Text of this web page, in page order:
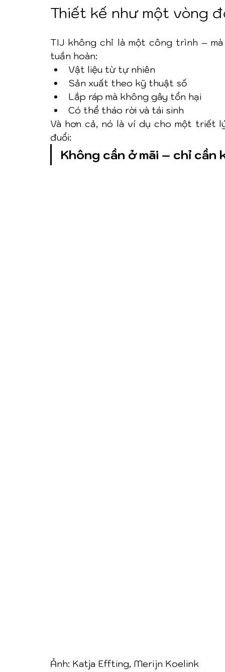
Thiết kế như một vòng
TIJ không chỉ là một công trình –
tuần hoàn:
Vật liệu từ tự nhiên
Sản xuất theo kỹ thuật số
Lắp ráp mà không gây tổn hại
Có thể tháo rời và tái sinh
Và hơn cả, nó là ví dụ cho một triết
đuổi:
Không cần ở mãi – chỉ
Ảnh: Katja Effting, Merijn Koelink